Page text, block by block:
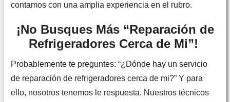
contamos con una amplia experiencia en el rubro.
¡No Busques Más “Reparación de
Refrigeradores Cerca de Mi”!
Probablemente te preguntes: “¿Dónde hay un servicio
de reparación de refrigeradores cerca de mi?” Y para
ello, nosotros tenemos le respuesta. Nuestros técnicos